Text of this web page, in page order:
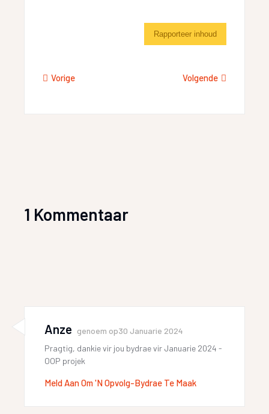
Rapporteer inhoud
Vorige Volgende
1 Kommentaar
Anze genoem op30 Januarie 2024
Pragtig, dankie vir jou bydrae vir Januarie 2024 -
OOP projek
Meld Aan Om 'n Opvolg-Bydrae Te Maak